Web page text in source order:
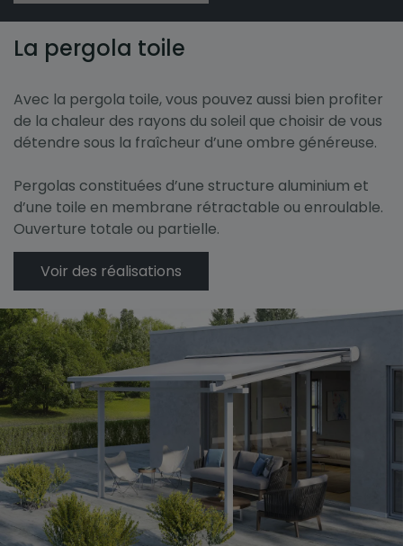
La pergola toile
Avec la pergola toile, vous pouvez aussi bien profiter
de la chaleur des rayons du soleil que choisir de vous
détendre sous la fraîcheur d’une ombre généreuse.
Pergolas constituées d’une structure aluminium et
d’une toile en membrane rétractable ou enroulable.
Ouverture totale ou partielle.
Voir des réalisations